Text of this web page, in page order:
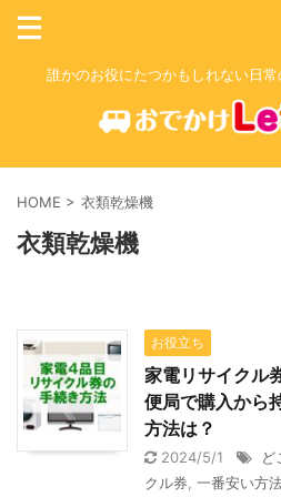
誰かのお役にたつかもしれない日
HOME > 衣類乾燥機
衣類乾燥機
お役立ち
家電リサイクル
便局で購入から
方法は？
2024/5/1 ど
クル券 一番安い方